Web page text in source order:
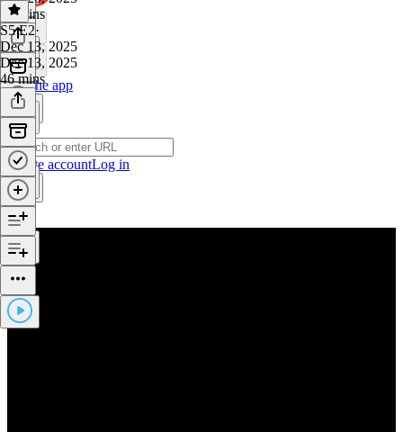
Get the app
Create accountLog in
41 mins
S5 E2·
Dec 13, 2025
Dec 13, 2025
46 mins